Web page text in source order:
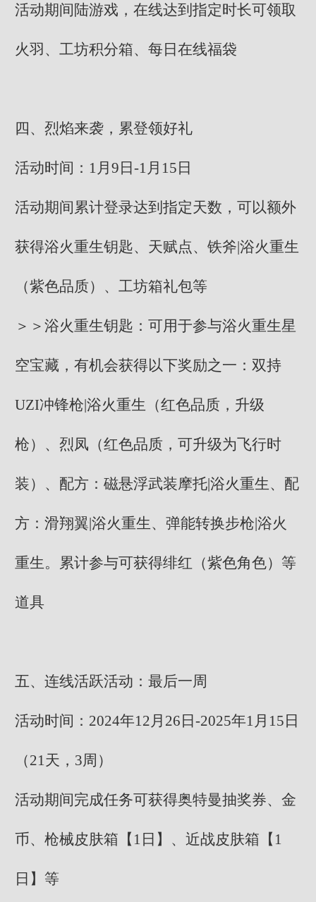
活动期间陆游戏，在线达到指定时长可领取
火羽、工坊积分箱、每日在线福袋
四、烈焰来袭，累登领好礼
活动时间：1月9日-1月15日
活动期间累计登录达到指定天数，可以额外
获得浴火重生钥匙、天赋点、铁斧|浴火重生
（紫色品质）、工坊箱礼包等
＞＞浴火重生钥匙：可用于参与浴火重生星
空宝藏，有机会获得以下奖励之一：双持
UZI冲锋枪|浴火重生（红色品质，升级
枪）、烈凤（红色品质，可升级为飞行时
装）、配方：磁悬浮武装摩托|浴火重生、配
方：滑翔翼|浴火重生、弹能转换步枪|浴火
重生。累计参与可获得绯红（紫色角色）等
道具
五、连线活跃活动：最后一周
活动时间：2024年12月26日-2025年1月15日
（21天，3周）
活动期间完成任务可获得奥特曼抽奖券、金
币、枪械皮肤箱【1日】、近战皮肤箱【1
日】等